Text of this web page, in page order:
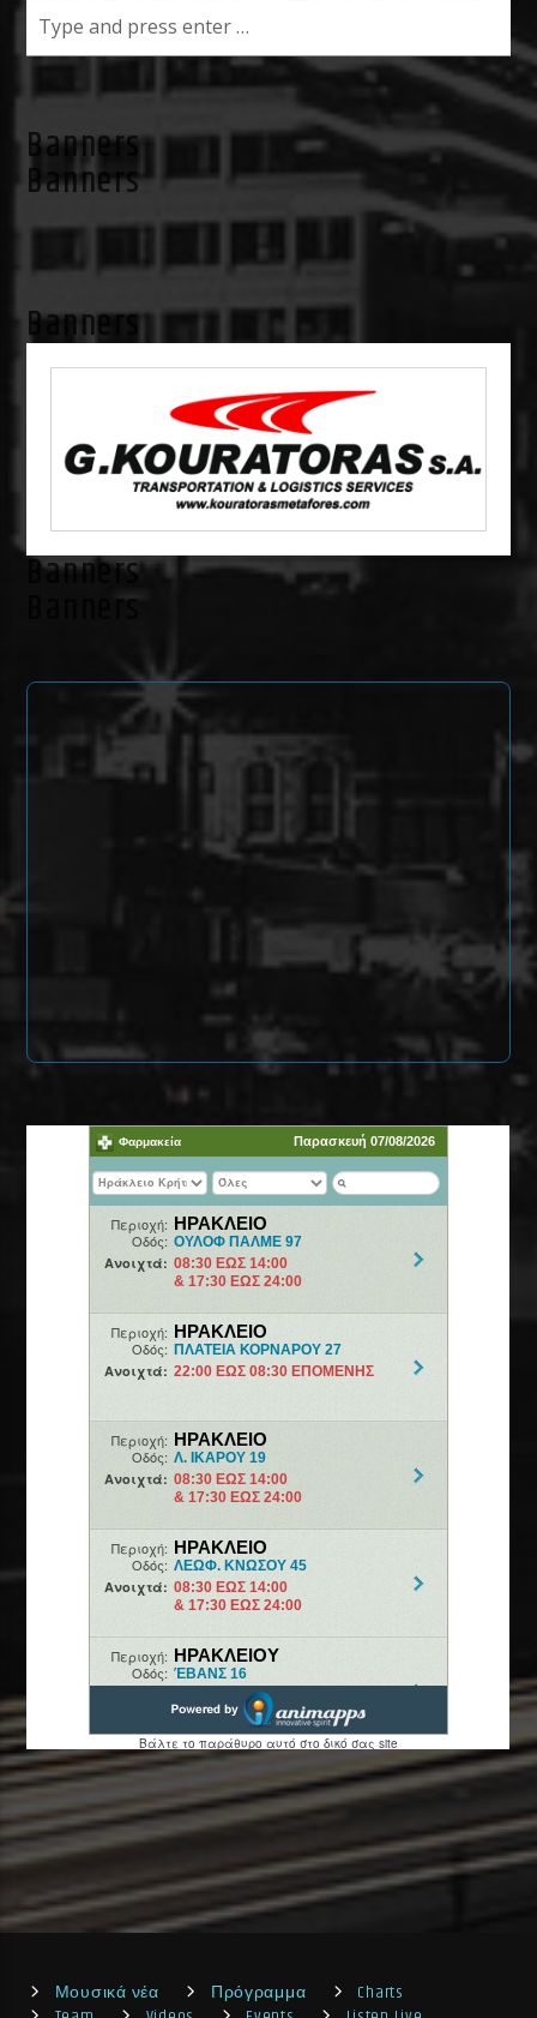
Banners
Banners
Banners
Banners
Banners
Μουσικά νέα Πρόγραμμα
Charts